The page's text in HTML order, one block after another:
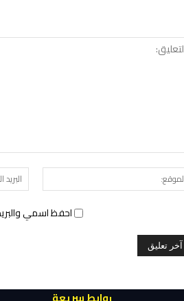
الموقع:
احفظ اسمي